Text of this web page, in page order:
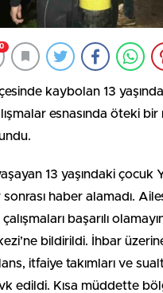
0
kaybolan 13
esnasında öteki
13 yaşındaki çocuk
haber alamadı.
başarılı
bildirildi. İhbar
itfaiye takımları ve
edildi. Kısa müddette